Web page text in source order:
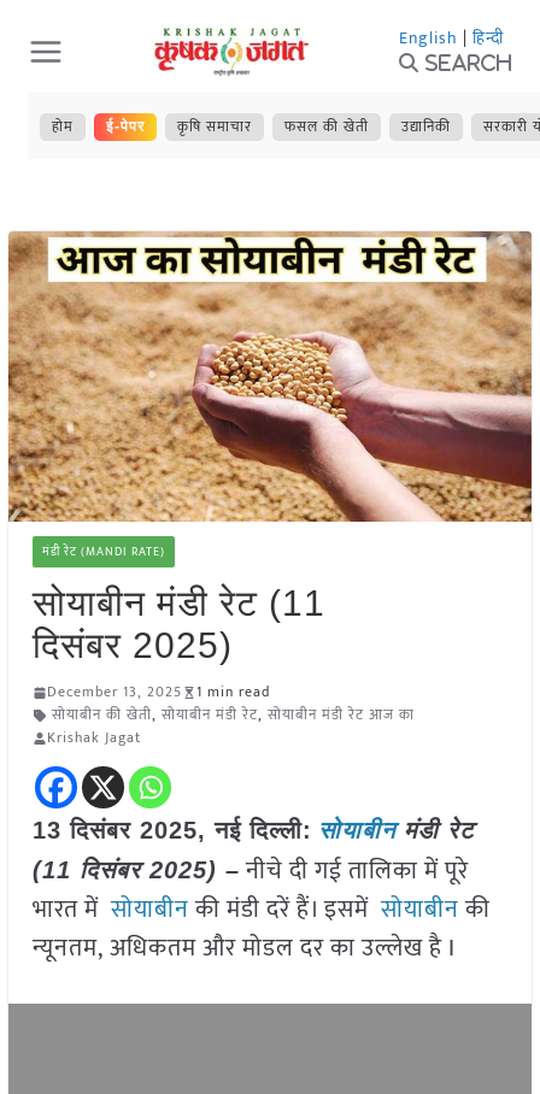
Skip
to
content
English | हिन्दी
Search
होम ई-पेपर कृषि समाचार फसल की खेती उद्यानिकी सरकारी
मंडी रेट (MANDI RATE)
सोयाबीन मंडी रेट (11
दिसंबर 2025)
December 13, 2025
1 min read
सोयाबीन की खेती, सोयाबीन मंडी रेट, सोयाबीन मंडी रेट आज का
Krishak Jagat
13 दिसंबर 2025, नई दिल्ली: सोयाबीनमंडी रेट
(11 दिसंबर 2025) – नीचे दी गई तालिका में पूरे
भारत में सोयाबीनकी मंडी दरें हैं। इसमें सोयाबीनकी
न्यूनतम, अधिकतम और मोडल दर का उल्लेख है I